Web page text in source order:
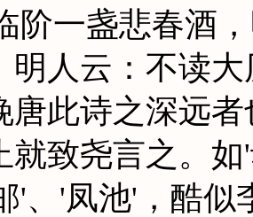
阶一盏悲春酒
明人云：不读
唐此诗之深远
就致尧言之。
'、'凤池'，酷似